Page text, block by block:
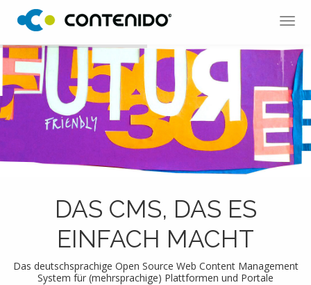
DAS CMS, DAS ES
EINFACH MACHT
Das deutschsprachige Open Source Web Content Management
System für (mehrsprachige) Plattformen und Portale